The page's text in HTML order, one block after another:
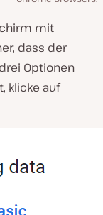
mit
dass der
Optionen
klicke auf